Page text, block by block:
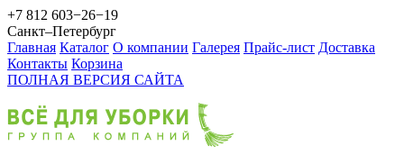
+7 812 603−26−19
Санкт–Петербург
Главная Каталог О компании Галерея Прайс-лист Доставка
Контакты Корзина
ПОЛНАЯ ВЕРСИЯ САЙТА